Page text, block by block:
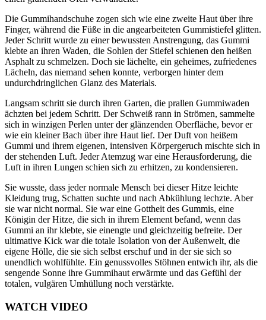
Die Gummihandschuhe zogen sich wie eine zweite Haut über ihre
Finger, während die Füße in die angearbeiteten Gummistiefel glitten.
Jeder Schritt wurde zu einer bewussten Anstrengung, das Gummi
klebte an ihren Waden, die Sohlen der Stiefel schienen den heißen
Asphalt zu schmelzen. Doch sie lächelte, ein geheimes, zufriedenes
Lächeln, das niemand sehen konnte, verborgen hinter dem
undurchdringlichen Glanz des Materials.
Langsam schritt sie durch ihren Garten, die prallen Gummiwaden
ächzten bei jedem Schritt. Der Schweiß rann in Strömen, sammelte
sich in winzigen Perlen unter der glänzenden Oberfläche, bevor er
wie ein kleiner Bach über ihre Haut lief. Der Duft von heißem
Gummi und ihrem eigenen, intensiven Körpergeruch mischte sich in
der stehenden Luft. Jeder Atemzug war eine Herausforderung, die
Luft in ihren Lungen schien sich zu erhitzen, zu kondensieren.
Sie wusste, dass jeder normale Mensch bei dieser Hitze leichte
Kleidung trug, Schatten suchte und nach Abkühlung lechzte. Aber
sie war nicht normal. Sie war eine Gottheit des Gummis, eine
Königin der Hitze, die sich in ihrem Element befand, wenn das
Gummi an ihr klebte, sie einengte und gleichzeitig befreite. Der
ultimative Kick war die totale Isolation von der Außenwelt, die
eigene Hölle, die sie sich selbst erschuf und in der sie sich so
unendlich wohlfühlte. Ein genussvolles Stöhnen entwich ihr, als die
sengende Sonne ihre Gummihaut erwärmte und das Gefühl der
totalen, vulgären Umhüllung noch verstärkte.
WATCH VIDEO